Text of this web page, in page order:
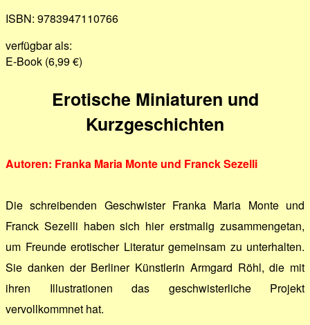
ISBN: 9783947110766
verfügbar als:
E-Book (6,99 €)
Erotische Miniaturen und
Kurzgeschichten
Autoren: Franka Maria Monte und Franck Sezelli
Die schreibenden Geschwister Franka Maria Monte und
Franck Sezelli haben sich hier erstmalig zusammengetan,
um Freunde erotischer Literatur gemeinsam zu unterhalten.
Sie danken der Berliner Künstlerin Armgard Röhl, die mit
ihren Illustrationen das geschwisterliche Projekt
vervollkommnet hat.